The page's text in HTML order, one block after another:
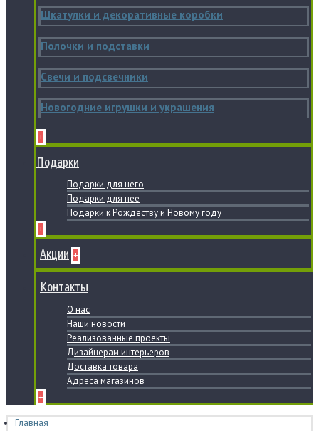
Шкатулки и декоративные коробки
Полочки и подставки
Свечи и подсвечники
Новогодние игрушки и украшения
+
Подарки
Подарки для него
Подарки для нее
Подарки к Рождеству и Новому году
+
Акции +
Контакты
О нас
Наши новости
Реализованные проекты
Дизайнерам интерьеров
Доставка товара
Адреса магазинов
+
Главная